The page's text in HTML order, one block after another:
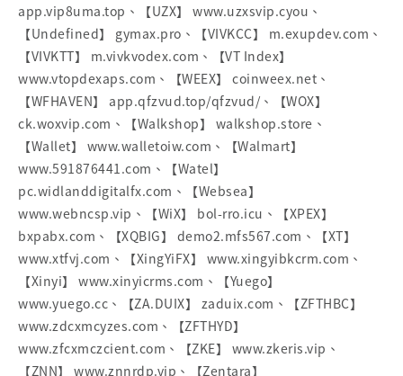
app.vip8uma.top、【UZX】 www.uzxsvip.cyou、
【Undefined】 gymax.pro、【VIVKCC】 m.exupdev.com、
【VIVKTT】 m.vivkvodex.com、【VT Index】
www.vtopdexaps.com、【WEEX】 coinweex.net、
【WFHAVEN】 app.qfzvud.top/qfzvud/、【WOX】
ck.woxvip.com、【Walkshop】 walkshop.store、
【Wallet】 www.walletoiw.com、【Walmart】
www.591876441.com、【Watel】
pc.widlanddigitalfx.com、【Websea】
www.webncsp.vip、【WiX】 bol-rro.icu、【XPEX】
bxpabx.com、【XQBIG】 demo2.mfs567.com、【XT】
www.xtfvj.com、【XingYiFX】 www.xingyibkcrm.com、
【Xinyi】 www.xinyicrms.com、【Yuego】
www.yuego.cc、【ZA.DUIX】 zaduix.com、【ZFTHBC】
www.zdcxmcyzes.com、【ZFTHYD】
www.zfcxmczcient.com、【ZKE】 www.zkeris.vip、
【ZNN】 www.znnrdp.vip、【Zentara】